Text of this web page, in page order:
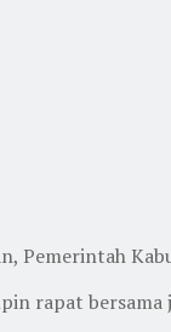
Pemerintah
rapat